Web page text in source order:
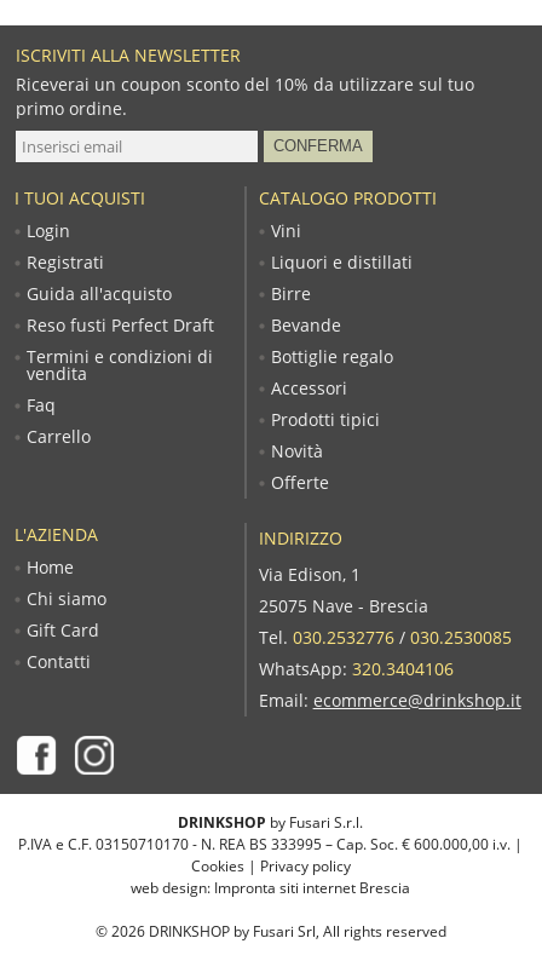
ISCRIVITI ALLA NEWSLETTER
Riceverai un coupon sconto del 10% da utilizzare sul tuo
primo ordine.
L'AZIENDA
Home
Chi siamo
Gift Card
Contatti
CATALOGO PRODOTTI
Vini
Liquori e distillati
Birre
Bevande
Bottiglie regalo
Accessori
Prodotti tipici
Novità
Offerte
I TUOI ACQUISTI
Login
Registrati
Guida all'acquisto
Reso fusti Perfect Draft
Termini e condizioni di
vendita
Faq
Carrello
INDIRIZZO
Via Edison, 1
25075 Nave - Brescia
Tel. 030.2532776/ 030.2530085
WhatsApp: 320.3404106
Email: ecommerce@drinkshop.it
DRINKSHOP by Fusari S.r.l.
P.IVA e C.F. 03150710170 - N. REA BS 333995 – Cap. Soc. € 600.000,00 i.v. |
Cookies| Privacy policy
web design: Impronta siti internet Brescia
©2026 DRINKSHOP by Fusari Srl, All rights reserved